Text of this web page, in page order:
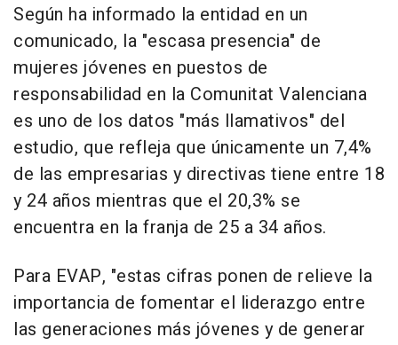
Según ha informado la entidad en un
comunicado, la "escasa presencia" de
mujeres jóvenes en puestos de
responsabilidad en la Comunitat Valenciana
es uno de los datos "más llamativos" del
estudio, que refleja que únicamente un 7,4%
de las empresarias y directivas tiene entre 18
y 24 años mientras que el 20,3% se
encuentra en la franja de 25 a 34 años.
Para EVAP, "estas cifras ponen de relieve la
importancia de fomentar el liderazgo entre
las generaciones más jóvenes y de generar